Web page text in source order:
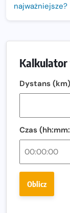
najważniejsze?
Sprawdzony
biegania
Amazfit
i zawodnika
Regeneracja
Ostatnie
dniu.
Dystans
Czas
Oblicz